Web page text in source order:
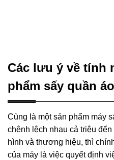
Các lưu ý về tính
phẩm sấy quần áo
Cùng là một sản phẩm máy
chênh lệch nhau cả triệu
hình và thương hiệu, thì
của máy là việc quyết định